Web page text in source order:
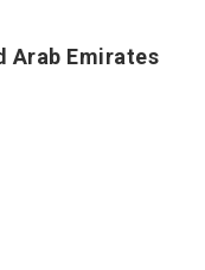
Arab Emirates